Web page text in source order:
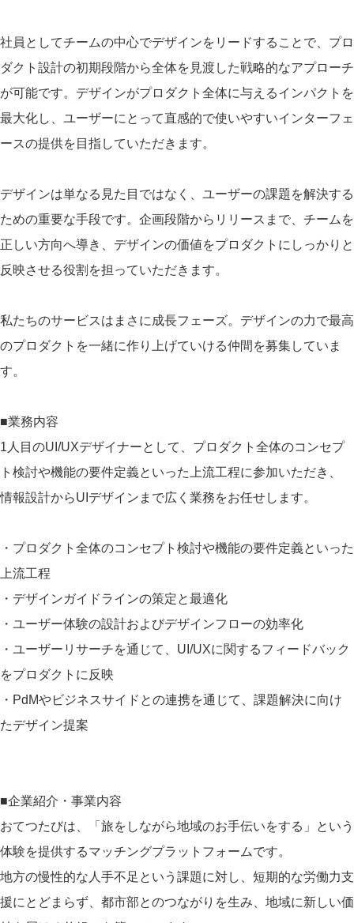
社員としてチームの中心でデザインをリードすることで、プロ
ダクト設計の初期段階から全体を見渡した戦略的なアプローチ
が可能です。デザインがプロダクト全体に与えるインパクトを
最大化し、ユーザーにとって直感的で使いやすいインターフェ
ースの提供を目指していただきます。
デザインは単なる見た目ではなく、ユーザーの課題を解決する
ための重要な手段です。企画段階からリリースまで、チームを
正しい方向へ導き、デザインの価値をプロダクトにしっかりと
反映させる役割を担っていただきます。
私たちのサービスはまさに成長フェーズ。デザインの力で最高
のプロダクトを一緒に作り上げていける仲間を募集していま
す。
■業務内容
1人目のUI/UXデザイナーとして、プロダクト全体のコンセプ
ト検討や機能の要件定義といった上流工程に参加いただき、
情報設計からUIデザインまで広く業務をお任せします。
・プロダクト全体のコンセプト検討や機能の要件定義といった
上流工程
・デザインガイドラインの策定と最適化
・ユーザー体験の設計およびデザインフローの効率化
・ユーザーリサーチを通じて、UI/UXに関するフィードバック
をプロダクトに反映
・PdMやビジネスサイドとの連携を通じて、課題解決に向け
たデザイン提案
■企業紹介・事業内容
おてつたびは、「旅をしながら地域のお手伝いをする」という
体験を提供するマッチングプラットフォームです。
地方の慢性的な人手不足という課題に対し、短期的な労働力支
援にとどまらず、都市部とのつながりを生み、地域に新しい価